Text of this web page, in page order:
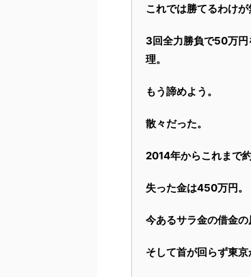
これでは勝てるわけが
3回全力勝負で50万円
理。
もう諦めよう。
散々だった。
2014年からこれまで
失った金は450万円。
今あるサラ金の借金の
そして首が回らず東